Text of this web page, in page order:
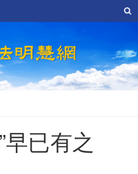
早已有之